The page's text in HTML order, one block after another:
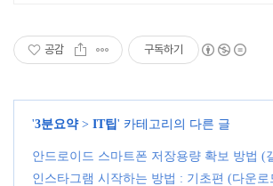
공감 구독하기
'3분요약> IT팁' 카테고리의 다른 글
안드로이드 스마트폰 저장용량 확보 방법 (
시 저장공간 부족시 팁)
(0)
인스타그램 시작하는 방법 : 기초편 (다운로